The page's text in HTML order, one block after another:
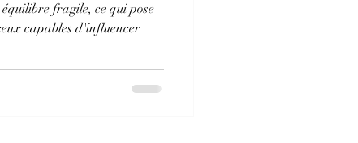
fragile, ce qui pose
capables d'influencer